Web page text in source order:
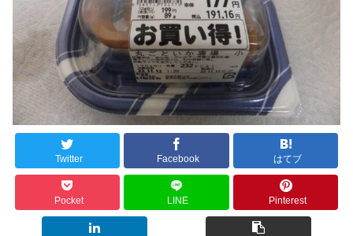
Twitter Facebook はてブ
Pocket LINE Pinterest